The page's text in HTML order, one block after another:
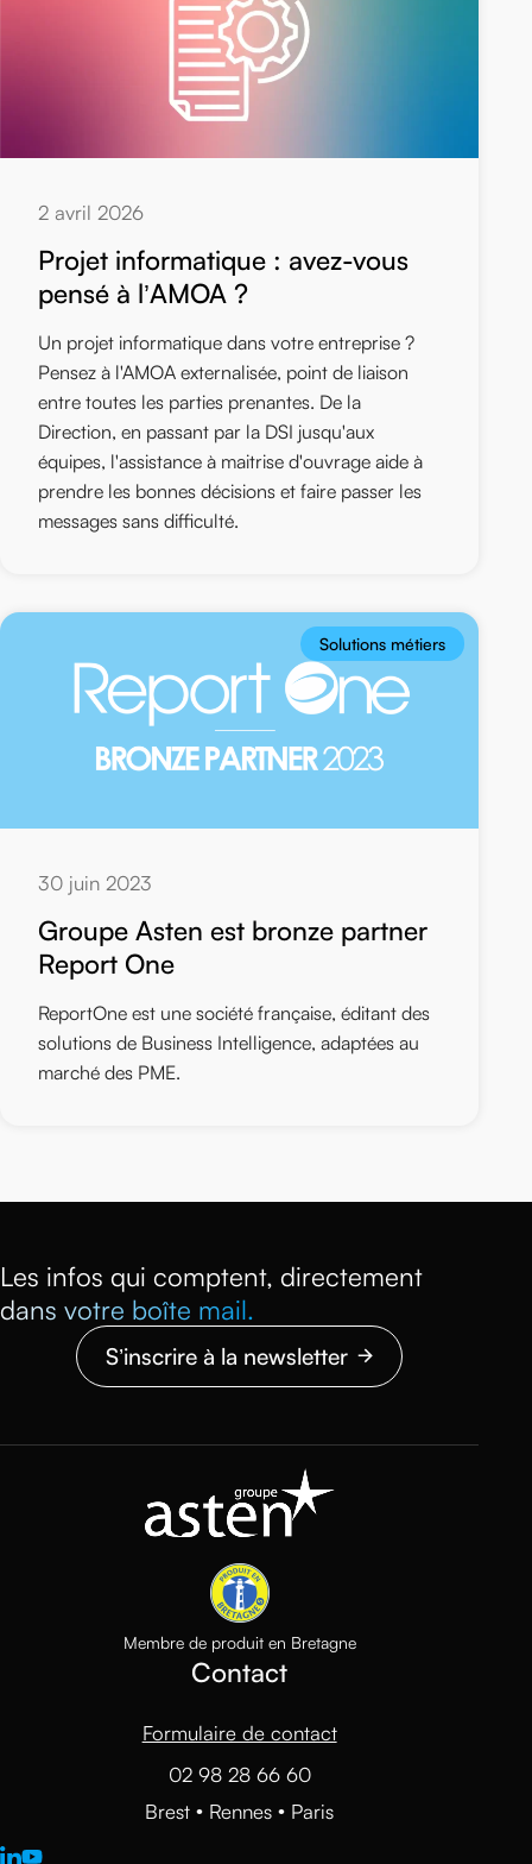
2 avril 2026
Projet informatique : avez-vous
pensé à l’AMOA ?
Un projet informatique dans votre entreprise ?
Pensez à l'AMOA externalisée, point de liaison
entre toutes les parties prenantes. De la
Direction, en passant par la DSI jusqu'aux
équipes, l'assistance à maitrise d'ouvrage aide à
prendre les bonnes décisions et faire passer les
messages sans difficulté.
Solutions métiers
30 juin 2023
Groupe Asten est bronze partner
Report One
ReportOne est une société française, éditant des
solutions de Business Intelligence, adaptées au
marché des PME.
Les infos qui comptent, directement
dans votre boîte mail.
S’inscrire à la newsletter
Membre de produit en Bretagne
Contact
Formulaire de contact
02 98 28 66 60
Brest • Rennes • Paris